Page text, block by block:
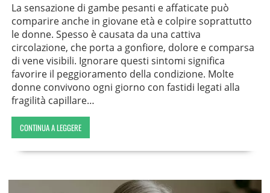
La sensazione di gambe pesanti e affaticate può
comparire anche in giovane età e colpire soprattutto
le donne. Spesso è causata da una cattiva
circolazione, che porta a gonfiore, dolore e comparsa
di vene visibili. Ignorare questi sintomi significa
favorire il peggioramento della condizione. Molte
donne convivono ogni giorno con fastidi legati alla
fragilità capillare…
CONTINUA A LEGGERE